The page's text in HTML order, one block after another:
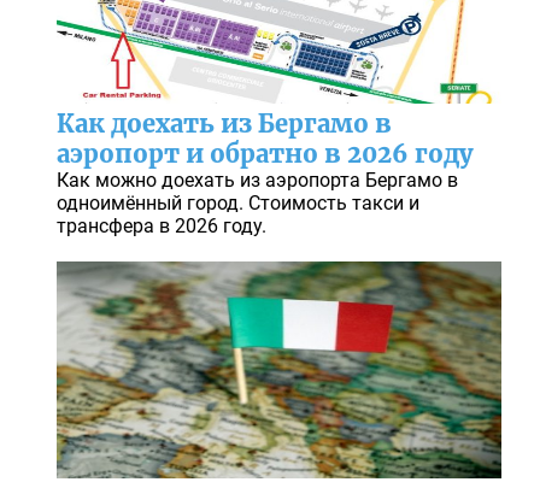
Как доехать из Бергамо в
аэропорт и обратно в 2026 году
Как можно доехать из аэропорта Бергамо в
одноимённый город. Стоимость такси и
трансфера в 2026 году.